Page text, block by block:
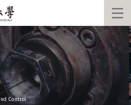
自動
Graduate